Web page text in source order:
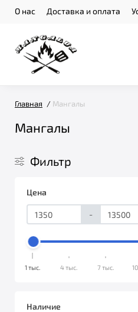
О нас Доставка и оплата
Главная Мангалы
Мангалы
Фильтр
Цена
-
1 тыс. 4 тыс. 7 тыс.
Наличие